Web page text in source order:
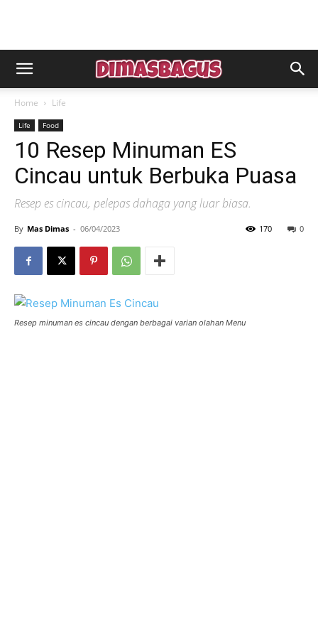
Home Life
Life Food
10 Resep Minuman ES
Cincau untuk Berbuka Puasa
Resep es cincau, pelepas dahaga yang luar biasa.
By Mas Dimas - 06/04/2023 0
170
Resep minuman es cincau dengan berbagai varian olahan Menu